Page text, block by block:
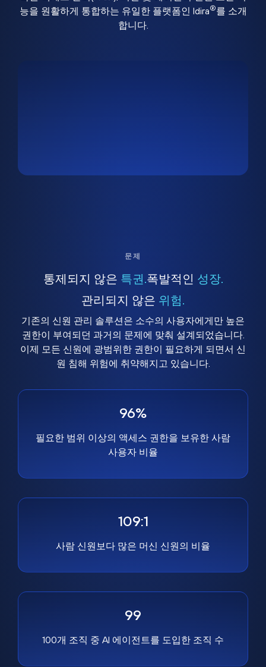
능을 원활하게 통합하는 유일한 플랫폼인 Idira®를 소개
합니다.
문제
통제되지 않은 특권. 폭발적인 성장.
관리되지 않은 위험.
기존의 신원 관리 솔루션은 소수의 사용자에게만 높은
권한이 부여되던 과거의 문제에 맞춰 설계되었습니다.
이제 모든 신원에 광범위한 권한이 필요하게 되면서 신
원 침해 위험에 취약해지고 있습니다.
96%
필요한 범위 이상의 액세스 권한을 보유한 사람
사용자 비율
109:1
사람 신원보다 많은 머신 신원의 비율
99
100개 조직 중 AI 에이전트를 도입한 조직 수